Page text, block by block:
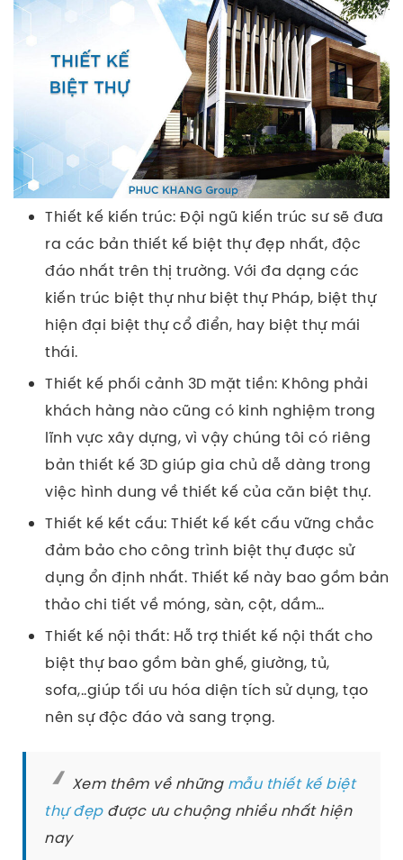
Thiết kế kiến trúc: Đội ngũ kiến trúc sư sẽ đưa
ra các bản thiết kế biệt thự đẹp nhất, độc
đáo nhất trên thị trường. Với đa dạng các
kiến trúc biệt thự như biệt thự Pháp, biệt thự
hiện đại biệt thự cổ điển, hay biệt thự mái
thái.
Thiết kế phối cảnh 3D mặt tiền: Không phải
khách hàng nào cũng có kinh nghiệm trong
lĩnh vực xây dựng, vì vậy chúng tôi có riêng
bản thiết kế 3D giúp gia chủ dễ dàng trong
việc hình dung về thiết kế của căn biệt thự.
Thiết kế kết cấu: Thiết kế kết cấu vững chắc
đảm bảo cho công trình biệt thự được sử
dụng ổn định nhất. Thiết kế này bao gồm bản
thảo chi tiết về móng, sàn, cột, dầm…
Thiết kế nội thất: Hỗ trợ thiết kế nội thất cho
biệt thự bao gồm bàn ghế, giường, tủ,
sofa,..giúp tối ưu hóa diện tích sử dụng, tạo
nên sự độc đáo và sang trọng.
Xem thêm về những mẫu thiết kế biệt
thự đẹpđược ưu chuộng nhiều nhất hiện
nay